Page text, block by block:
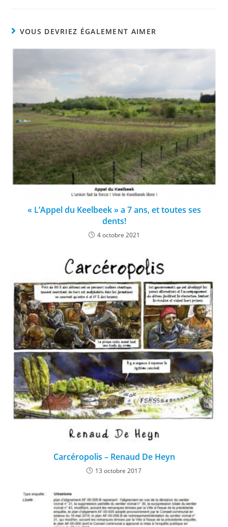
VOUS DEVRIEZ ÉGALEMENT AIMER
« L’Appel du Keelbeek » a 7 ans, et toutes ses
dents!
4 octobre 2021
Carcéropolis – Renaud De Heyn
13 octobre 2017